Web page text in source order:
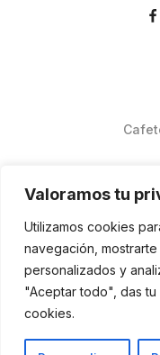
Valoramos tu
Utilizamos cookies
navegación,
personalizados y
"Aceptar todo", das
cookies.